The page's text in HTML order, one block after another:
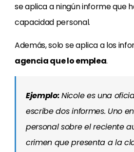
se aplica a ningún informe que
capacidad personal.
Además, solo se aplica a los
agencia que lo emplea.
Ejemplo:Nicole es una
escribe dos informes. Uno
personal sobre el reciente
crimen que presenta a la